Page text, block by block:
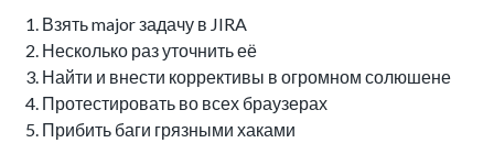
Взять major задачу в JIRA
Несколько раз уточнить её
Найти и внести коррективы в огромном солюшене
Протестировать во всех браузерах
Прибить баги грязными хаками